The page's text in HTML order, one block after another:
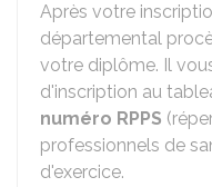
Après votre
départemental
votre diplôme. Il
d'inscription au
numéro RPPS
professionnels de
d'exercice.